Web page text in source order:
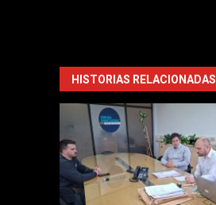
HISTORIAS RELACIONADAS